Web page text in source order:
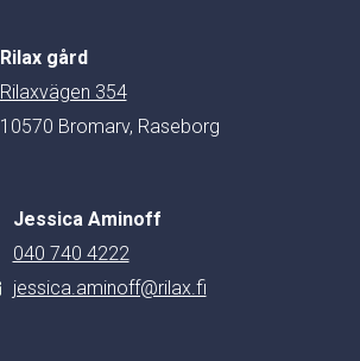
Rilax gård
Rilaxvägen 354
10570 Bromarv, Raseborg
Jessica Aminoff
040 740 4222
jessica.aminoff@rilax.fi